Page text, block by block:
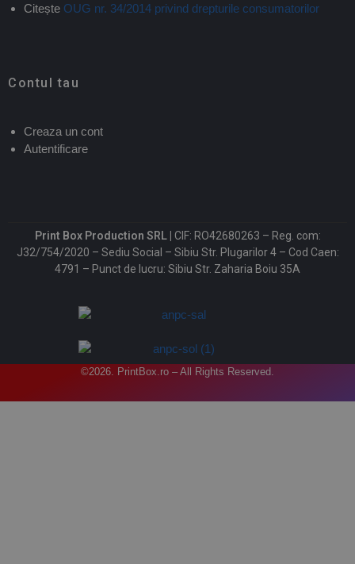
Citește OUG nr. 34/2014 privind drepturile consumatorilor
Contul tau
Creaza un cont
Autentificare
Print Box Production SRL | CIF: RO42680263 – Reg. com:
J32/754/2020 – Sediu Social – Sibiu Str. Plugarilor 4 – Cod Caen:
4791 – Punct de lucru: Sibiu Str. Zaharia Boiu 35A
©2026. PrintBox.ro – All Rights Reserved.